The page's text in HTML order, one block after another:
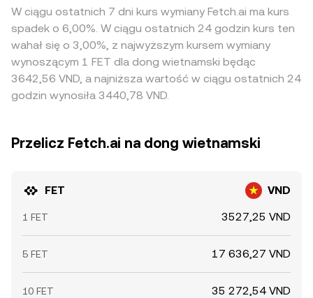
W ciągu ostatnich 7 dni kurs wymiany Fetch.ai ma kurs
spadek o 6,00%. W ciągu ostatnich 24 godzin kurs ten
wahał się o 3,00%, z najwyższym kursem wymiany
wynoszącym 1 FET dla dong wietnamski będąc
3642,56 VND, a najniższa wartość w ciągu ostatnich 24
godzin wynosiła 3440,78 VND.
Przelicz Fetch.ai na dong wietnamski
FET VND
1 FET 3527,25 VND
5 FET 17 636,27 VND
10 FET 35 272,54 VND